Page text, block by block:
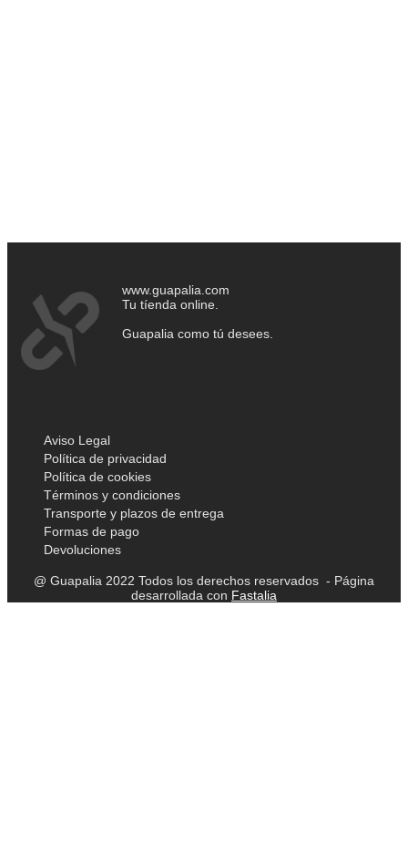
www.guapalia.com
Tu tíenda online.
Guapalia como tú desees.
Aviso Legal
Política de privacidad
Política de cookies
Términos y condiciones
Transporte y plazos de entrega
Formas de pago
Devoluciones
@ Guapalia 2022 Todos los derechos reservados - Página
desarrollada con Fastalia